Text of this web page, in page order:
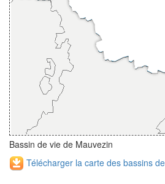
Bassin de vie de Mauvezin
Télécharger la carte des bassins